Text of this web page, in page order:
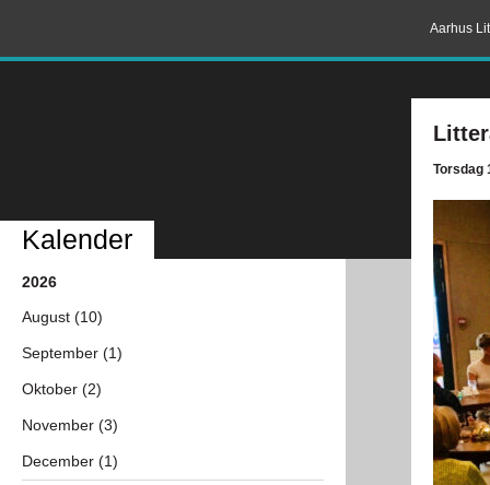
Aarhus
Torsdag
Kalender
2026
August (10)
September (1)
Oktober (2)
November (3)
December (1)